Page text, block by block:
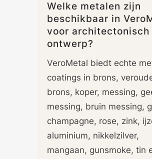
Welke metalen zijn
beschikbaar in
voor architectonisch
ontwerp?
VeroMetal biedt echte
coatings in brons,
brons, koper, messing,
messing, bruin messing,
champagne, rose, zink,
aluminium, nikkelzilver,
mangaan, gunsmoke, tin